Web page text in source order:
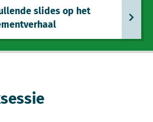
slides op het